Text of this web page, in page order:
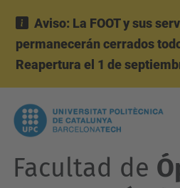
Aviso: La FOOT y sus
permanecerán cerrados
Reapertura el 1 de
Facultad de